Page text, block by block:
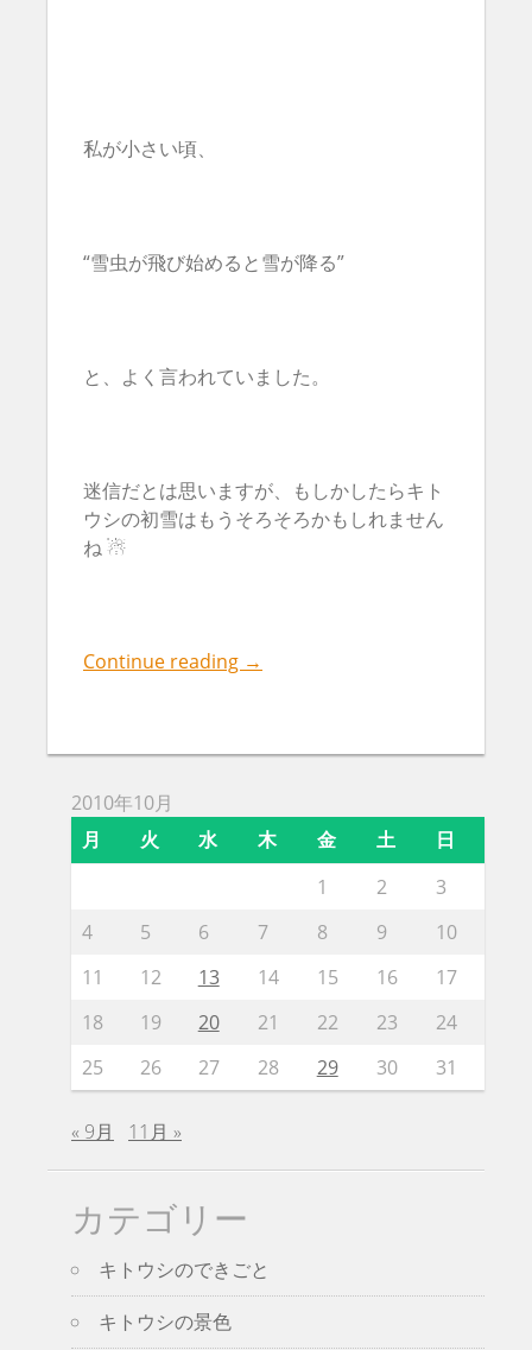
私が小さい頃、
“雪虫が飛び始めると雪が降る”
と、よく言われていました。
迷信だとは思いますが、もしかしたらキト
ウシの初雪はもうそろそろかもしれません
ね ☃
Continue reading →
2010年10月
月
火 水 木 金 土
日
1
2
3
4
5 6 7 8 9
10
11
12 13 14 15 16
17
18
19 20 21 22 23
24
25
26 27 28 29 30 31
« 9月 11月 »
カテゴリー
キトウシのできごと
キトウシの景色